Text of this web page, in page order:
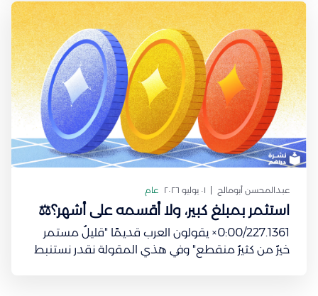
الأعصاب Wolfram Schultz واحدة من أشهر الدراسات
في
عبدالمحسن أبومالح ٠١ يوليو ٢٠٢٦ عام
استثمر بمبلغ كبير، ولا أقسمه على أشهر؟⚖️
0:00/227.1361× يقولون العرب قديمًا "قليلٌ مستمر
خيرٌ من كثيرٌ منقطع" وفي هذي المقولة نقدر نستنبط